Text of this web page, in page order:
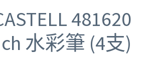
481620
水彩筆 (4支)